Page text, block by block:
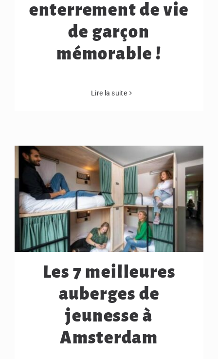
enterrement de vie
de garçon
mémorable !
Lire la suite
Les 7 meilleures
auberges de
jeunesse à
Amsterdam